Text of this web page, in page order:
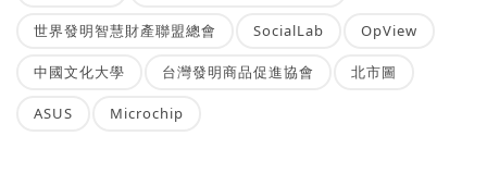
世界發明智慧財產聯盟總會 SocialLab OpView
中國文化大學 台灣發明商品促進協會 北市圖
ASUS Microchip